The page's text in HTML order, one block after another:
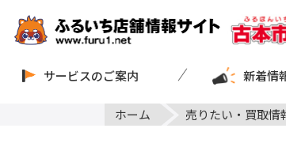
サービスのご案内 新着情
ホーム 売りたい・買取情